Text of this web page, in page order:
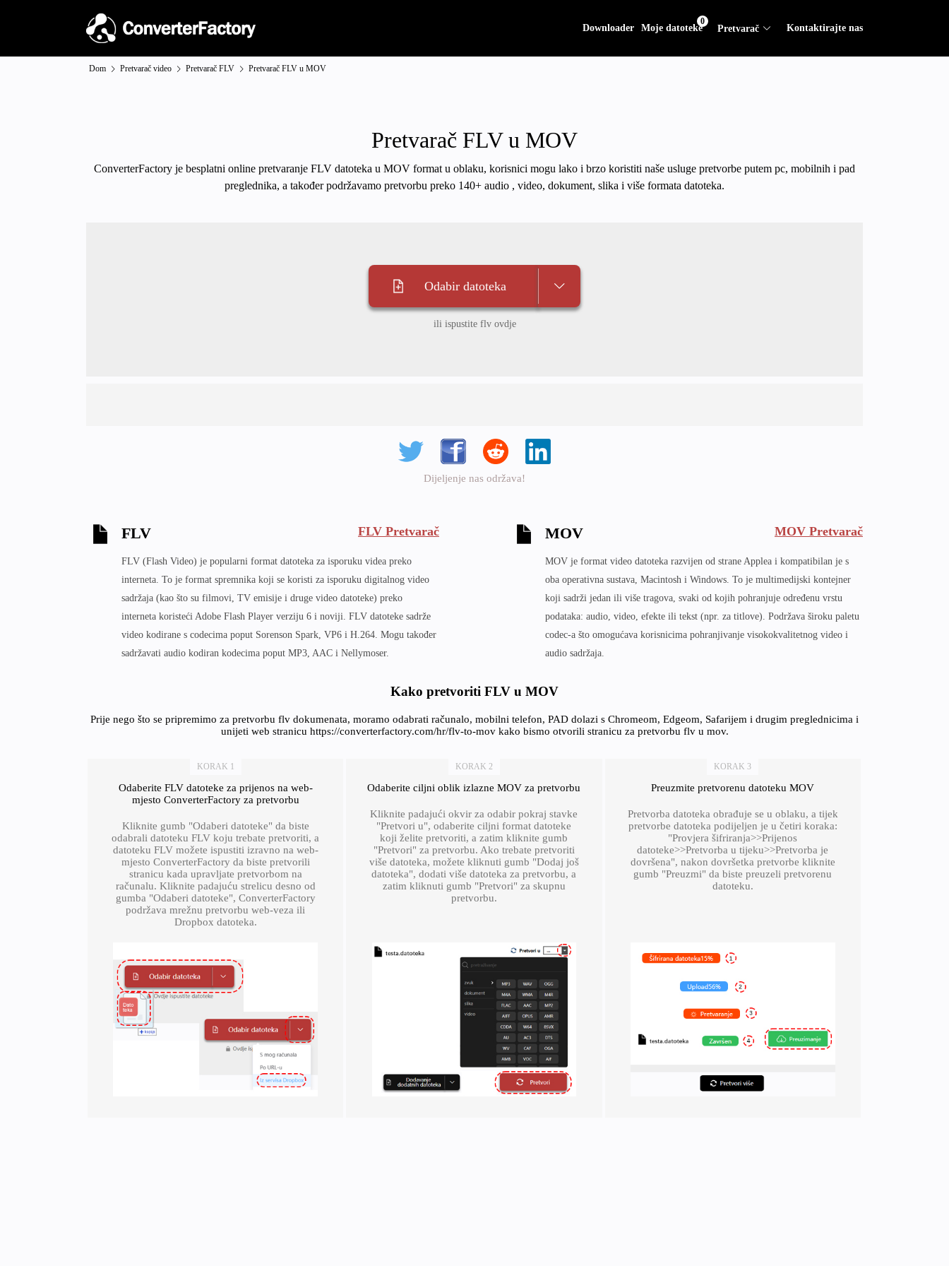
Downloader Moje datoteke
0
Pretvarač Kontaktirajte nas
Dom Pretvarač video Pretvarač FLV Pretvarač FLV u MOV
Pretvarač FLV u MOV
ConverterFactory je besplatni online pretvaranje FLV datoteka u MOV format u oblaku, korisnici mogu lako i brzo koristiti naše usluge pretvorbe putem pc, mobilnih i pad
preglednika, a također podržavamo pretvorbu preko 140+ audio , video, dokument, slika i više formata datoteka.
Odabir datoteka
ili ispustite flv ovdje
Dijeljenje nas održava!
FLV FLV Pretvarač
FLV (Flash Video) je popularni format datoteka za isporuku videa preko
interneta. To je format spremnika koji se koristi za isporuku digitalnog video
sadržaja (kao što su filmovi, TV emisije i druge video datoteke) preko
interneta koristeći Adobe Flash Player verziju 6 i noviji. FLV datoteke sadrže
video kodirane s codecima poput Sorenson Spark, VP6 i H.264. Mogu također
sadržavati audio kodiran kodecima poput MP3, AAC i Nellymoser.
MOV MOV Pretvarač
MOV je format video datoteka razvijen od strane Applea i kompatibilan je s
oba operativna sustava, Macintosh i Windows. To je multimedijski kontejner
koji sadrži jedan ili više tragova, svaki od kojih pohranjuje određenu vrstu
podataka: audio, video, efekte ili tekst (npr. za titlove). Podržava široku paletu
codec-a što omogućava korisnicima pohranjivanje visokokvalitetnog video i
audio sadržaja.
Kako pretvoriti FLV u MOV
Prije nego što se pripremimo za pretvorbu flv dokumenata, moramo odabrati računalo, mobilni telefon, PAD dolazi s Chromeom, Edgeom, Safarijem i drugim preglednicima i
unijeti web stranicu https://converterfactory.com/hr/flv-to-mov kako bismo otvorili stranicu za pretvorbu flv u mov.
KORAK 1
Odaberite FLV datoteke za prijenos na web-
mjesto ConverterFactory za pretvorbu
Kliknite gumb "Odaberi datoteke" da biste
odabrali datoteku FLV koju trebate pretvoriti, a
datoteku FLV možete ispustiti izravno na web-
mjesto ConverterFactory da biste pretvorili
stranicu kada upravljate pretvorbom na
računalu. Kliknite padajuću strelicu desno od
gumba "Odaberi datoteke", ConverterFactory
podržava mrežnu pretvorbu web-veza ili
Dropbox datoteka.
KORAK 2
Odaberite ciljni oblik izlazne MOV za pretvorbu
Kliknite padajući okvir za odabir pokraj stavke
"Pretvori u", odaberite ciljni format datoteke
koji želite pretvoriti, a zatim kliknite gumb
"Pretvori" za pretvorbu. Ako trebate pretvoriti
više datoteka, možete kliknuti gumb "Dodaj još
datoteka", dodati više datoteka za pretvorbu, a
zatim kliknuti gumb "Pretvori" za skupnu
pretvorbu.
KORAK 3
Preuzmite pretvorenu datoteku MOV
Pretvorba datoteka obrađuje se u oblaku, a tijek
pretvorbe datoteka podijeljen je u četiri koraka:
"Provjera šifriranja>>Prijenos
datoteke>>Pretvorba u tijeku>>Pretvorba je
dovršena", nakon dovršetka pretvorbe kliknite
gumb "Preuzmi" da biste preuzeli pretvorenu
datoteku.